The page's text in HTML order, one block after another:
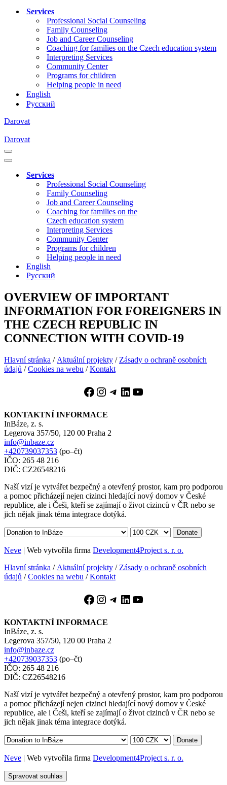
Services
Professional Social Counseling
Family Counseling
Job and Career Counseling
Coaching for families on the Czech education system
Interpreting Services
Community Center
Programs for children
Helping people in need
English
Русский
Darovat
Darovat
Navigation
Menu
Navigation
Services
Professional Social Counseling
Family Counseling
Job and Career Counseling
Coaching for families on the
Czech education system
Interpreting Services
Community Center
Programs for children
Helping people in need
English
Русский
OVERVIEW OF IMPORTANT
INFORMATION FOR FOREIGNERS IN
THE CZECH REPUBLIC IN
CONNECTION WITH COVID-19
Hlavní stránka / Aktuální projekty / Zásady o ochraně osobních
údajů /Cookies na webu /Kontakt
Facebook
Instagram
Telegram
LinkedIn
YouTube
KONTAKTNÍ INFORMACE
InBáze, z. s.
Legerova 357/50, 120 00 Praha 2
info@inbaze.cz
+420739037353 (po–čt)
IČO: 265 48 216
DIČ: CZ26548216
Naší vizí je vytvářet bezpečný a otevřený prostor, kam pro podporou
a pomoc přicházejí nejen cizinci hledající nový domov v České
republice, ale i Češi, kteří se zajímají o život cizinců v ČR nebo se
jich nějak jinak téma integrace dotýká.
Donate
Neve | Web vytvořila firma Development4Project s. r. o.
Hlavní stránka / Aktuální projekty / Zásady o ochraně osobních
údajů /Cookies na webu /Kontakt
Facebook
Instagram
Telegram
LinkedIn
YouTube
KONTAKTNÍ INFORMACE
InBáze, z. s.
Legerova 357/50, 120 00 Praha 2
info@inbaze.cz
+420739037353 (po–čt)
IČO: 265 48 216
DIČ: CZ26548216
Naší vizí je vytvářet bezpečný a otevřený prostor, kam pro podporou
a pomoc přicházejí nejen cizinci hledající nový domov v České
republice, ale i Češi, kteří se zajímají o život cizinců v ČR nebo se
jich nějak jinak téma integrace dotýká.
Donate
Neve | Web vytvořila firma Development4Project s. r. o.
Spravovat souhlas